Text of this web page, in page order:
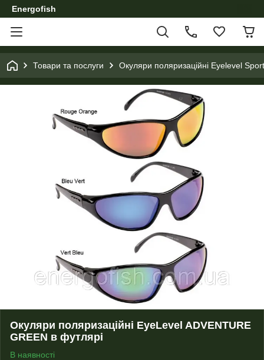
Energofish
Товари та послуги Окуляри поляризаційні Eyelevel
Окуляри поляризаційні EyeLevel ADVENTURE
GREEN в футлярі
В наявності